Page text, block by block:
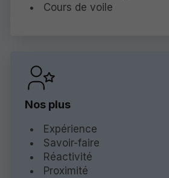
Cours de voile
Nos plus
Expérience
Savoir-faire
Réactivité
Proximité